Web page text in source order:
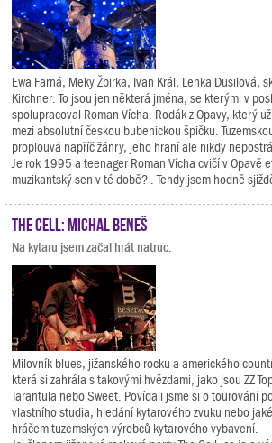
Ewa Farná, Meky Žbirka, Ivan Král, Lenka Dusilová,
Kirchner. To jsou jen některá jména, se kterými v
spolupracoval Roman Vícha. Rodák z Opavy, který
mezi absolutní českou bubenickou špičku.
proplouvá napříč žánry, jeho hraní ale nikdy
Je rok 1995 a teenager Roman Vícha cvičí v Opavě
muzikantský sen v té době? . Tehdy jsem hodně
The Cell: Michal Beneš
Na kytaru jsem začal hrát natruc.
Milovník blues, jižanského rocku a amerického
která si zahrála s takovými hvězdami, jako jsou ZZ
Tarantula nebo Sweet. Povídali jsme si o tourování
vlastního studia, hledání kytarového zvuku nebo
hráčem tuzemských výrobců kytarového vybavení.